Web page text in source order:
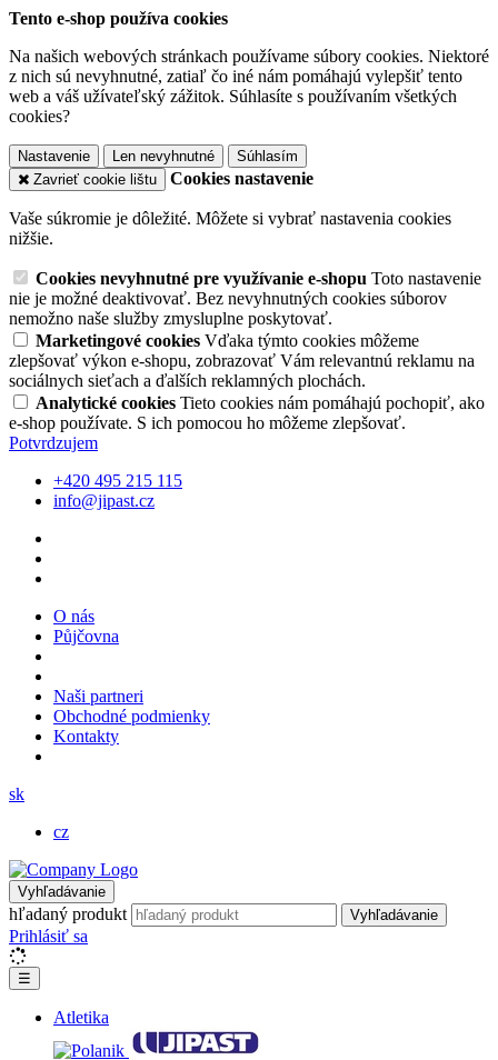
Tento e-shop používa cookies
Na našich webových stránkach používame súbory cookies. Niektoré
z nich sú nevyhnutné, zatiaľ čo iné nám pomáhajú vylepšiť tento
web a váš užívateľský zážitok. Súhlasíte s používaním všetkých
cookies?
Nastavenie Len nevyhnutné
Súhlasím
Zavrieť cookie lištu
Cookies nastavenie
Vaše súkromie je dôležité. Môžete si vybrať nastavenia cookies
nižšie.
Cookies nevyhnutné pre využívanie e-shopu Toto nastavenie
nie je možné deaktivovať. Bez nevyhnutných cookies súborov
nemožno naše služby zmysluplne poskytovať.
Marketingové cookies Vďaka týmto cookies môžeme
zlepšovať výkon e-shopu, zobrazovať Vám relevantnú reklamu na
sociálnych sieťach a ďalších reklamných plochách.
Analytické cookies Tieto cookies nám pomáhajú pochopiť, ako
e-shop používate. S ich pomocou ho môžeme zlepšovať.
Potvrdzujem
+420 495 215 115
info@jipast.cz
O nás
Půjčovna
Naši partneri
Obchodné podmienky
Kontakty
sk
cz
Vyhľadávanie
hľadaný produkt Vyhľadávanie
Prihlásiť sa
☰
Atletika